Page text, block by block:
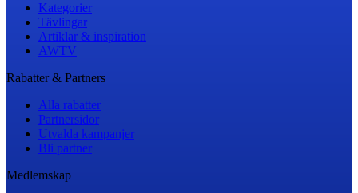
Kategorier
Tävlingar
Artiklar & inspiration
AWTV
Rabatter & Partners
Alla rabatter
Partnersidor
Utvalda kampanjer
Bli partner
Medlemskap